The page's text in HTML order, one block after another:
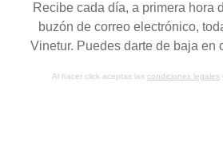
Recibe cada día, a primera hora
buzón de correo electrónico,
Vinetur. Puedes darte de baja en
Al hacer click aceptas las condiciones legales